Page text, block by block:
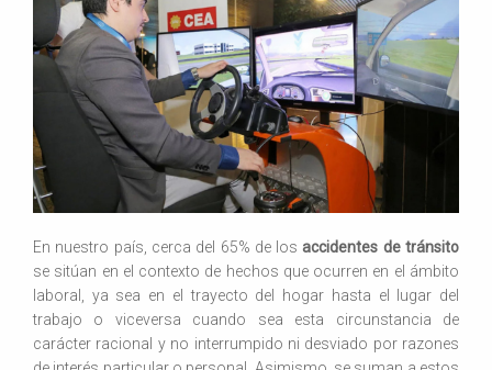
En nuestro país, cerca del 65% de losaccidentes de tránsito
se sitúan en el contexto de hechos que ocurren en el ámbito
laboral, ya sea en el trayecto del hogar hasta el lugar del
trabajo o viceversa cuando sea esta circunstancia de
carácter racional y no interrumpido ni desviado por razones